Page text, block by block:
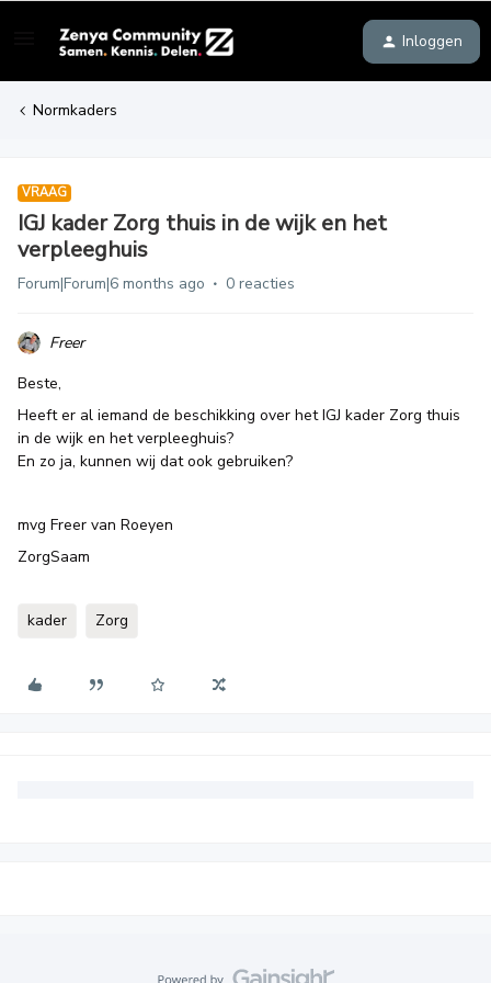
Inloggen
Normkaders
VRAAG
IGJ kader Zorg thuis in de wijk en het
verpleeghuis
Forum|Forum|6 months ago 0 reacties
Freer
Beste,
Heeft er al iemand de beschikking over het IGJ kader Zorg thuis
in de wijk en het verpleeghuis?
En zo ja, kunnen wij dat ook gebruiken?
mvg Freer van Roeyen
ZorgSaam
kader Zorg